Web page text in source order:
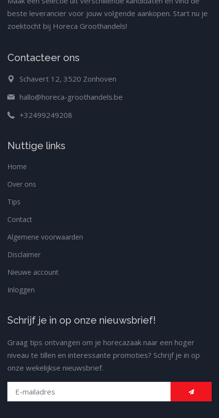
beste leverancier voor jouw volgende aankopen. Start nu je
zoektocht bij Horeca Groothandels!
Contacteer ons
Schavert 12, 3520 Zonhoven
hallo@horeca-groothandels.be
+32499249208
Nuttige links
Home
Over ons
Tips
Contact
Algemene voorwaarden
Disclaimer
Nieuwe account
Inloggen
Schrijf je in op onze nieuwsbrief!
Graag tips ontvangen om je horecazaak naar een hoger
niveau te tillen en interessante promoties? Schrijf je in op
onze wekelijkse nieuwsbrief.